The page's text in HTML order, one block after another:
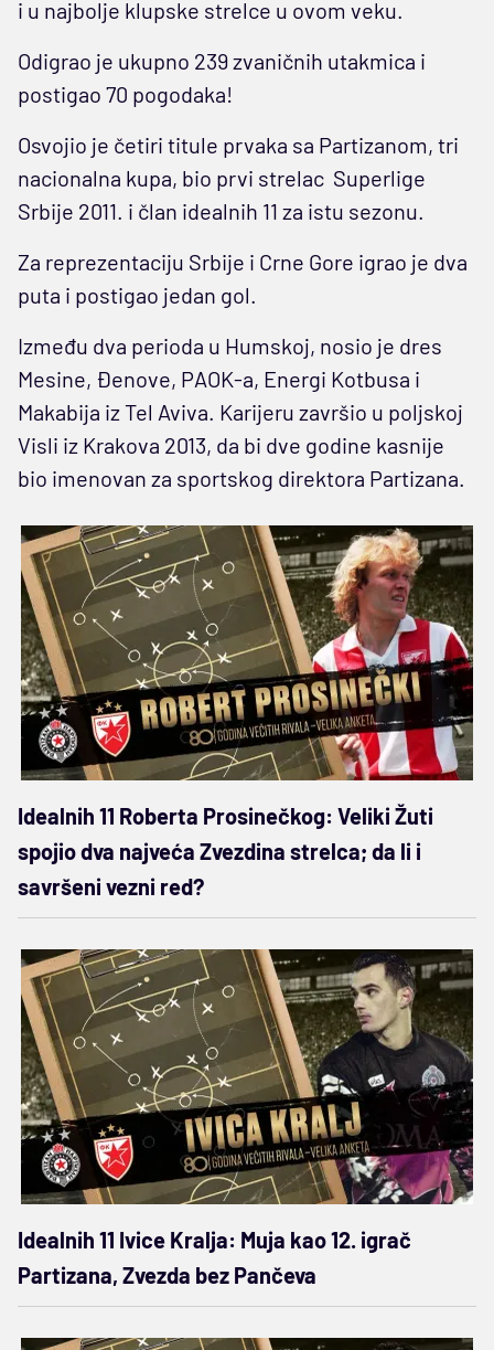
i u najbolje klupske strelce u ovom veku.
Odigrao je ukupno 239 zvaničnih utakmica i
postigao 70 pogodaka!
Osvojio je četiri titule prvaka sa Partizanom, tri
nacionalna kupa, bio prvi strelac Superlige
Srbije 2011. i član idealnih 11 za istu sezonu.
Za reprezentaciju Srbije i Crne Gore igrao je dva
puta i postigao jedan gol.
Između dva perioda u Humskoj, nosio je dres
Mesine, Đenove, PAOK-a, Energi Kotbusa i
Makabija iz Tel Aviva. Karijeru završio u poljskoj
Visli iz Krakova 2013, da bi dve godine kasnije
bio imenovan za sportskog direktora Partizana.
Idealnih 11 Roberta Prosinečkog: Veliki Žuti
spojio dva najveća Zvezdina strelca; da li i
savršeni vezni red?
Idealnih 11 Ivice Kralja: Muja kao 12. igrač
Partizana, Zvezda bez Pančeva